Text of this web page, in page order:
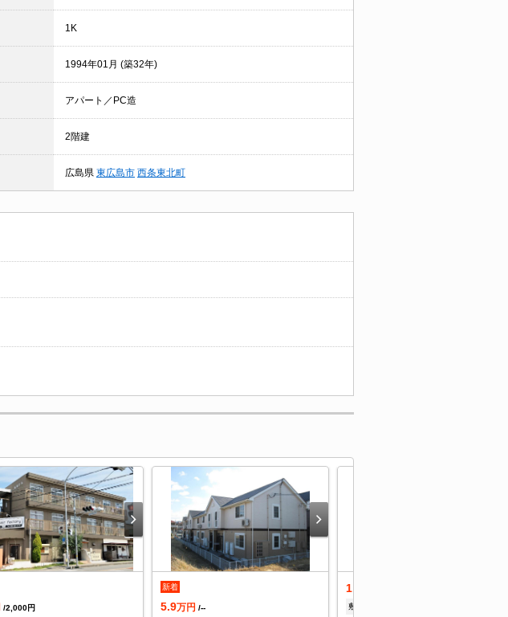
1K
1994年01月 (築32年)
アパート／PC造
2階建
広島県 東広島市 西条東北町
/2,000円
新着
5.9万円 /--
1.9
敷